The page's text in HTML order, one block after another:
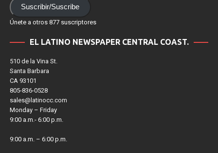
Únete a otros 877 suscriptores
EL LATINO NEWSPAPER CENTRAL COAST.
510 de la Vina St.
805-836-0528
sales@latinocc.com
Monday – Friday
9:00 a.m.- 6:00 p.m.
9:00 a.m. – 6:00 p.m.